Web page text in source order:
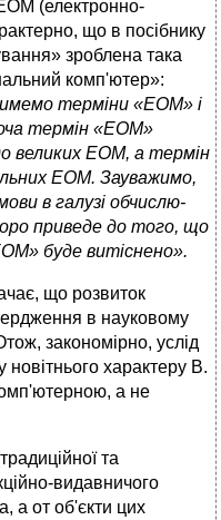
(електронно-
що в посібнику
зроблена така
комп'ютер»:
терміни «ЕОМ» і
термін «ЕОМ»
великих ЕОМ, а термін
ЕОМ. Зауважимо,
в галузі обчислю­
приведе до того, що
буде витіснено».
що розвиток
в науковому
закономірно, услід
новітнього характеру В.
а не
та
видавничого
а от об'єкти цих